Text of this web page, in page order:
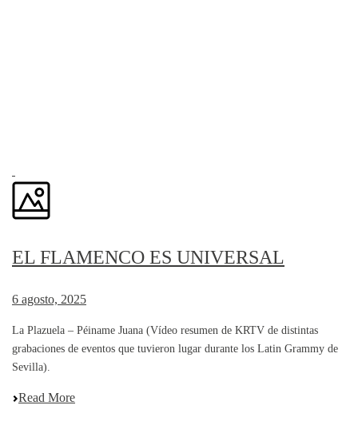
EL FLAMENCO ES UNIVERSAL
6 agosto, 2025
La Plazuela – Péiname Juana (Vídeo resumen de KRTV de distintas
grabaciones de eventos que tuvieron lugar durante los Latin Grammy de
Sevilla).
Read More